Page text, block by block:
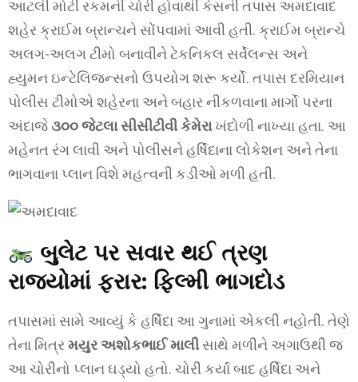
આટલી મોટી રકમની ચોરી હોવાથી કેસની તપાસ અમદાવાદ
શહેર ક્રાઈમ બ્રાન્ચને સોંપવામાં આવી હતી. ક્રાઈમ બ્રાન્ચે
અલગ-અલગ ટીમો બનાવીને ટેકનિકલ સર્વેલન્સ અને
હ્યુમન ઇન્ટેલિજન્સનો ઉપયોગ શરૂ કર્યો. તપાસ દરમિયાન
પોલીસ ટીમોએ શહેરના અને બહાર નીકળવાના માર્ગો પરના
અંદાજે૩૦૦ જેટલા સીસીટીવી કેમેરાખંદોળી નાખ્યા હતા. આ
મહેનત રંગ લાવી અને પોલીસને હર્ષિદાના લોકેશન અને તેના
ભાગવાના પ્લાન વિશે મહત્વની કડીઓ મળી હતી.
બુલેટ પર સવાર થઈ ત્રણ
રાજ્યોમાં ફરાર: ફિલ્મી ભાગદોડ
તપાસમાં સામે આવ્યું કે હર્ષિદા આ ગુનામાં એકલી નહોતી. તેણે
તેના મિત્રમયુર અશોકભાઈ માલીસાથે મળીને અગાઉથી જ
આ ચોરીનો પ્લાન ઘડ્યો હતો. ચોરી કર્યા બાદ હર્ષિદા અને